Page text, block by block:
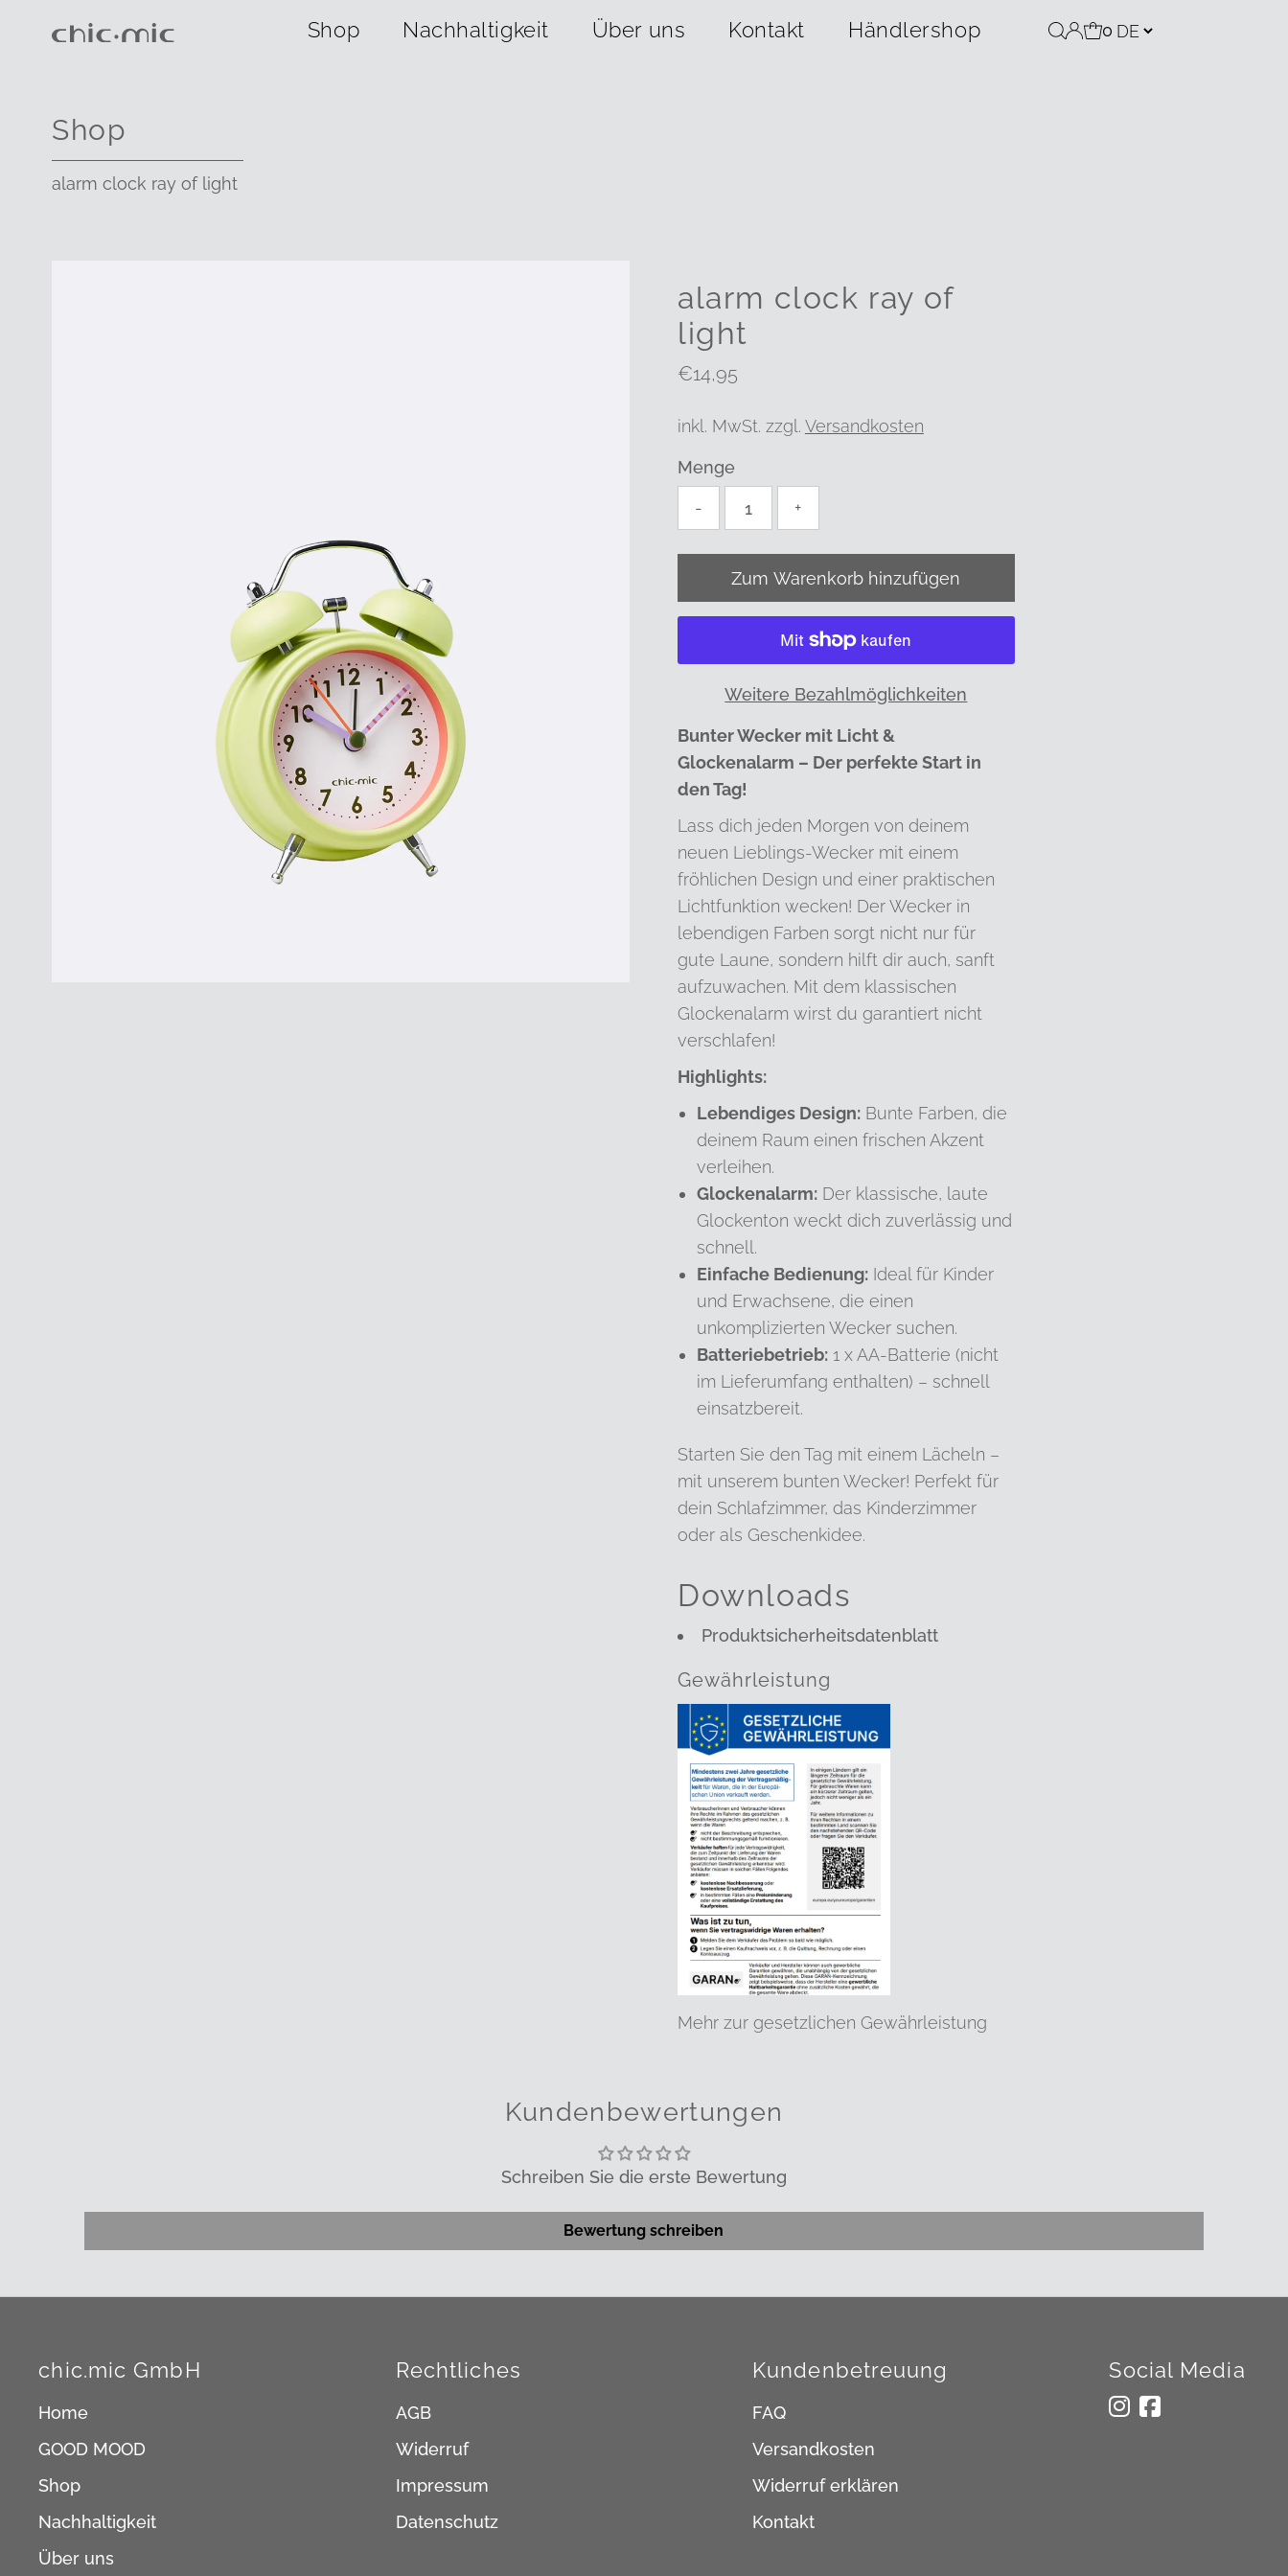
Shop Nachhaltigkeit Über uns Kontakt Händlershop 0
Shop
alarm clock ray of light
alarm clock ray of
light
Regulärer
€14,95
inkl. MwSt. zzgl. Versandkosten
Menge
-
+
Weitere Bezahlmöglichkeiten
Bunter Wecker mit Licht &
Glockenalarm – Der perfekte Start in
den Tag!
Lass dich jeden Morgen von deinem
neuen Lieblings-Wecker mit einem
fröhlichen Design und einer praktischen
Lichtfunktion wecken! Der Wecker in
lebendigen Farben sorgt nicht nur für
gute Laune, sondern hilft dir auch, sanft
aufzuwachen. Mit dem klassischen
Glockenalarm wirst du garantiert nicht
verschlafen!
Highlights:
Lebendiges Design:Bunte Farben, die
deinem Raum einen frischen Akzent
verleihen.
Glockenalarm:Der klassische, laute
Glockenton weckt dich zuverlässig und
schnell.
Einfache Bedienung:Ideal für Kinder
und Erwachsene, die einen
unkomplizierten Wecker suchen.
Batteriebetrieb:1 x AA-Batterie (nicht
im Lieferumfang enthalten) – schnell
einsatzbereit.
Starten Sie den Tag mit einem Lächeln –
mit unserem bunten Wecker! Perfekt für
dein Schlafzimmer, das Kinderzimmer
oder als Geschenkidee.
Downloads
Produktsicherheitsdatenblatt
Gewährleistung
Mehr zur gesetzlichen Gewährleistung
Kundenbewertungen
Schreiben Sie die erste Bewertung
Bewertung schreiben
chic.mic GmbH
Home
GOOD MOOD
Shop
Nachhaltigkeit
Über uns
Rechtliches
AGB
Widerruf
Impressum
Datenschutz
Kundenbetreuung
FAQ
Versandkosten
Widerruf erklären
Kontakt
Social Media